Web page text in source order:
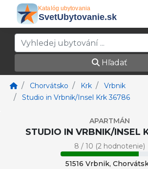
Hľadať
Chorvátsko Krk
Vrbnik
Studio in Vrbnik/Insel Krk 36786
APARTMÁN
STUDIO IN VRBNIK/INSEL
8 / 10 (2 hodnotenie)
51516 Vrbnik,